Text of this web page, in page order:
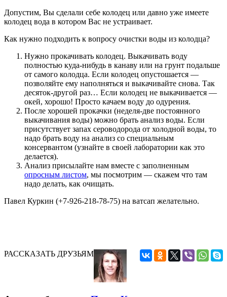
Допустим, Вы сделали себе колодец или давно уже имеете
колодец вода в котором Вас не устраивает.
Как нужно подходить к вопросу очистки воды из колодца?
Нужно прокачивать колодец. Выкачивать воду
полностью куда-нибудь в канаву или на грунт подальше
от самого колодца. Если колодец опустошается —
позволяйте ему наполняться и выкачивайте снова. Так
десяток-другой раз… Если колодец не выкачивается —
окей, хорошо! Просто качаем воду до одурения.
После хорошей прокачки (неделя-две постоянного
выкачивания воды) можно брать анализ воды. Если
присутствует запах сероводорода от холодной воды, то
надо брать воду на анализ со специальным
консервантом (узнайте в своей лаборатории как это
делается).
Анализ присылайте нам вместе с заполненным
опросным листом, мы посмотрим — скажем что там
надо делать, как очищать.
Павел Куркин (+7-926-218-78-75) на ватсап желательно.
РАССКАЗАТЬ ДРУЗЬЯМ